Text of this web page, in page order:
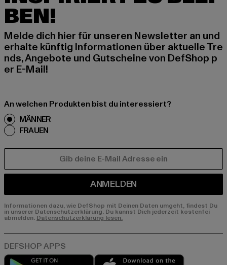
BEN!
Melde dich hier für unseren Newsletter an und
erhalte künftig Informationen über aktuelle Tre
nds, Angebote und Gutscheine von DefShop p
er E-Mail!
An welchen Produkten bist du interessiert?
MÄNNER
FRAUEN
ANMELDEN
Informationen dazu, wie DefShop mit Deinen Daten umgeht, findest Du
in unserer Datenschutzerklärung. Du kannst Dich jederzeit kostenfei
abmelden. Datenschutzerklärung lesen.
Play market